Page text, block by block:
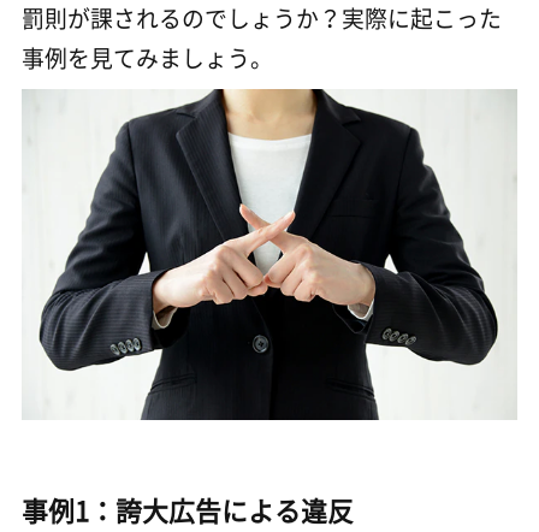
罰則が課されるのでしょうか？実際に起こった
事例を見てみましょう。
事例1：誇大広告による違反